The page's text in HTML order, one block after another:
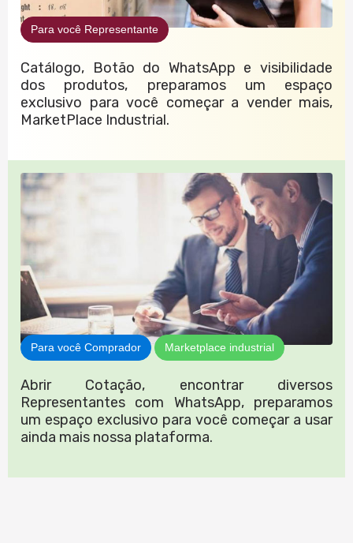
Para você Representante
Catálogo, Botão do WhatsApp e visibilidade
dos produtos, preparamos um espaço
exclusivo para você começar a vender mais,
MarketPlace Industrial.
Para você Comprador Marketplace industrial
Abrir Cotação, encontrar diversos
Representantes com WhatsApp, preparamos
um espaço exclusivo para você começar a usar
ainda mais nossa plataforma.